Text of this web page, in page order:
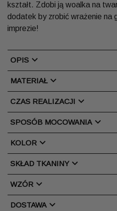
kształt. Zdobi ją woalka na
dodatek by zrobić wrażenie na
imprezie!
OPIS chevron_right
MATERIAŁchevron_right
CZAS REALIZACJI chevron_right
SPOSÓB MOCOWANIAchevron_right
KOLOR chevron_right
SKŁAD TKANINYchevron_right
WZÓR chevron_right
DOSTAWAchevron_right